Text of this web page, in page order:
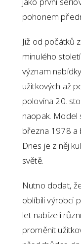
pohonem
Již od počátků
minulého
význam
užitkových až
polovina 20.
naopak.
března 1978 a
Dnes je z něj
světě.
Nutno dodat,
oblíbili výrobci
let nabízeli
proměnit